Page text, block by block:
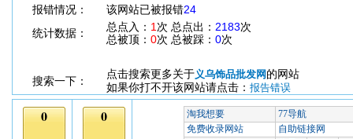
报错情况：
该网站已被报错24
统计数据：
总点入： 1 次 总点出： 2183次
总被顶： 0次 总被踩： 0次
搜索一下：
点击搜索更多关于义乌饰品批发网 的网站
如果你打不开该网站请点击： 报告错误